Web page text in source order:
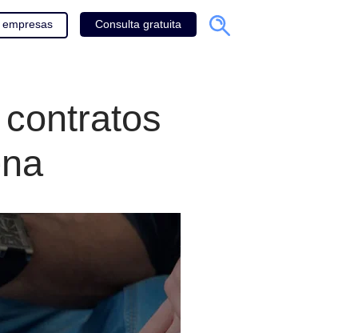
Ingreso empresas Consulta gratuita
contratos